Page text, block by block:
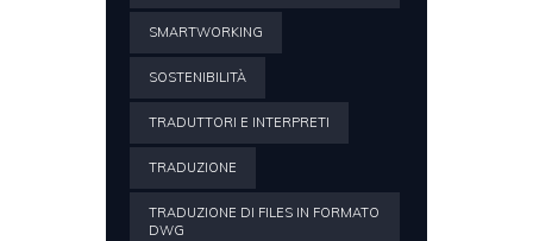
SMARTWORKING
SOSTENIBILITÀ
TRADUTTORI E INTERPRETI
TRADUZIONE
TRADUZIONE DI FILES IN FORMATO
DWG